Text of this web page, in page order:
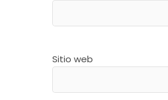
Sitio web